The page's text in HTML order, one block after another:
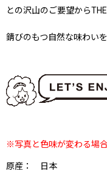
との沢山のご要望から
錆びのもつ自然な味わい
※写真と色味が変わる場
原産： 日本